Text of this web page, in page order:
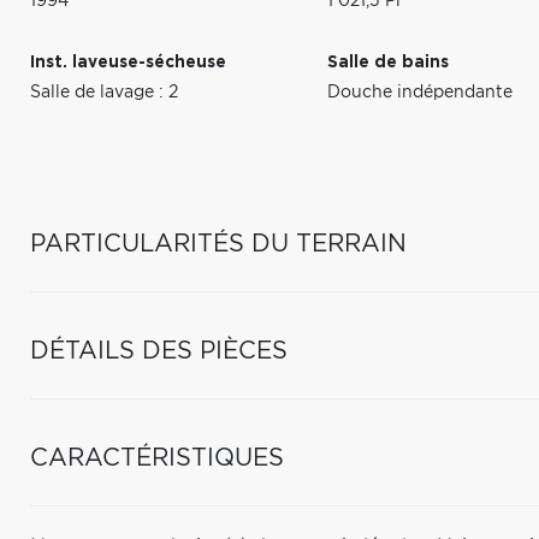
Inst. laveuse-sécheuse
Salle de lavage : 2
Salle de bains
Douche indépendante
PARTICULARITÉS DU TERRAIN
DÉTAILS DES PIÈCES
CARACTÉRISTIQUES